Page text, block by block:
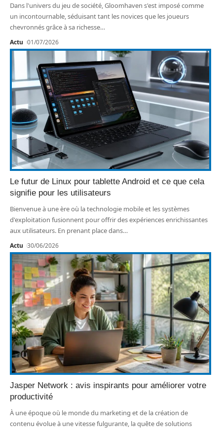
Dans l'univers du jeu de société, Gloomhaven s'est imposé comme
un incontournable, séduisant tant les novices que les joueurs
chevronnés grâce à sa richesse…
Actu 01/07/2026
Le futur de Linux pour tablette Android et ce que cela
signifie pour les utilisateurs
Bienvenue à une ère où la technologie mobile et les systèmes
d'exploitation fusionnent pour offrir des expériences enrichissantes
aux utilisateurs. En prenant place dans…
Actu 30/06/2026
Jasper Network : avis inspirants pour améliorer votre
productivité
À une époque où le monde du marketing et de la création de
contenu évolue à une vitesse fulgurante, la quête de solutions